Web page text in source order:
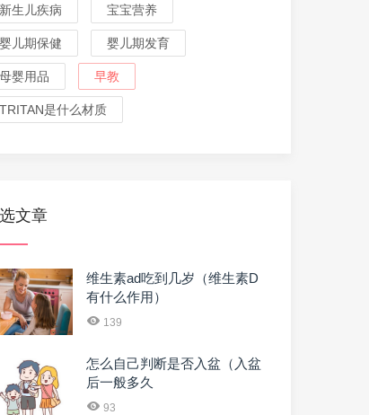
新生儿疾病 宝宝营养
婴儿期保健 婴儿期发育
母婴用品 早教
TRITAN是什么材质
文章
维生素ad吃到几岁（维生素D
有什么作用）
139
怎么自己判断是否入盆（入盆
后一般多久
93